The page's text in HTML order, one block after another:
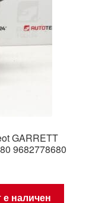
GARRETT
9682778680
е наличен